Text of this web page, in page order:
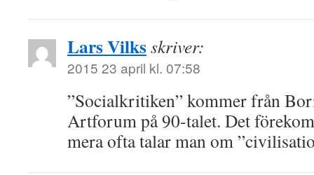
Lars Vilksskriver:
2015 23 april kl. 07:58
”Socialkritiken” kommer från
Artforum på 90-talet. Det
mera ofta talar man om